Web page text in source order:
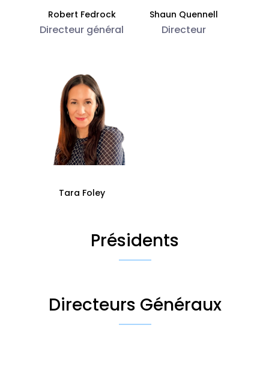
Robert Fedrock
Directeur général
Shaun Quennell
Directeur
Tara Foley
Présidents
Directeurs Généraux